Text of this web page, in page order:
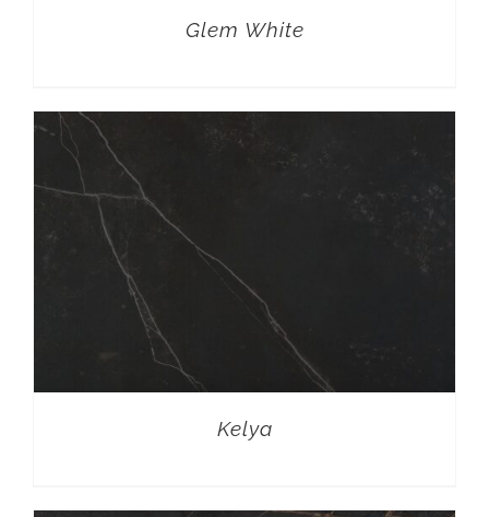
Glem White
Kelya